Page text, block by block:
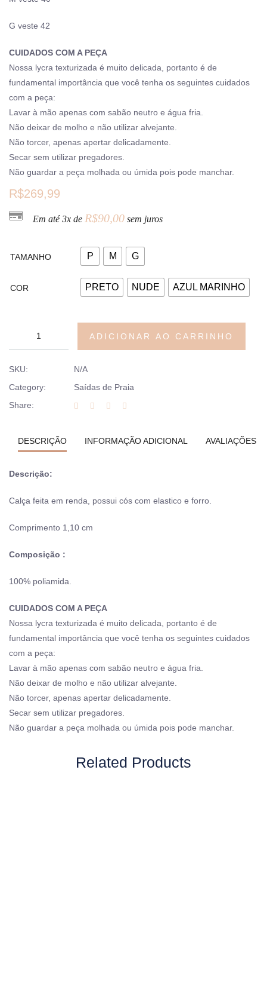
G veste 42
CUIDADOS COM A PEÇA
Nossa lycra texturizada é muito delicada, portanto é de
fundamental importância que você tenha os seguintes cuidados
com a peça:
Lavar à mão apenas com sabão neutro e água fria.
Não deixar de molho e não utilizar alvejante.
Não torcer, apenas apertar delicadamente.
Secar sem utilizar pregadores.
Não guardar a peça molhada ou úmida pois pode manchar.
R$269,99
Em até 3x de R$90,00 sem juros
TAMANHO P M G
COR PRETO NUDE AZUL MARINHO
ADICIONAR AO CARRINHO
SKU:
N/A
Category:
Saídas de Praia
Share:
DESCRIÇÃO INFORMAÇÃO ADICIONAL AVALIAÇÕES
Descrição:
Calça feita em renda, possui cós com elastico e forro.
Comprimento 1,10 cm
Composição :
100% poliamida.
CUIDADOS COM A PEÇA
Nossa lycra texturizada é muito delicada, portanto é de
fundamental importância que você tenha os seguintes cuidados
com a peça:
Lavar à mão apenas com sabão neutro e água fria.
Não deixar de molho e não utilizar alvejante.
Não torcer, apenas apertar delicadamente.
Secar sem utilizar pregadores.
Não guardar a peça molhada ou úmida pois pode manchar.
Related Products